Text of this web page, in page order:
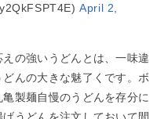
April 2,
の強いうどんとは、一味違
んの大きな魅了くです。ボ
製麺自慢のうどんを存分に